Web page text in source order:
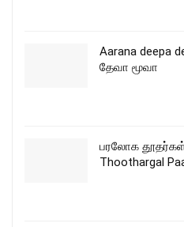
Aarana deepa
தேவா மூவா
பரலோக தூதர்கள்
Thoothargal